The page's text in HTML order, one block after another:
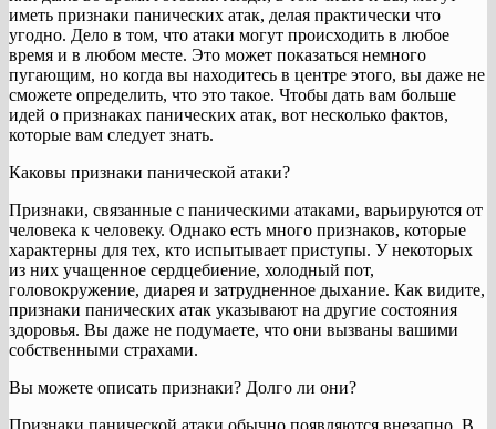
иметь признаки панических атак, делая практически что
угодно. Дело в том, что атаки могут происходить в любое
время и в любом месте. Это может показаться немного
пугающим, но когда вы находитесь в центре этого, вы даже не
сможете определить, что это такое. Чтобы дать вам больше
идей о признаках панических атак, вот несколько фактов,
которые вам следует знать.
Каковы признаки панической атаки?
Признаки, связанные с паническими атаками, варьируются от
человека к человеку. Однако есть много признаков, которые
характерны для тех, кто испытывает приступы. У некоторых
из них учащенное сердцебиение, холодный пот,
головокружение, диарея и затрудненное дыхание. Как видите,
признаки панических атак указывают на другие состояния
здоровья. Вы даже не подумаете, что они вызваны вашими
собственными страхами.
Вы можете описать признаки? Долго ли они?
Признаки панической атаки обычно появляются внезапно. В